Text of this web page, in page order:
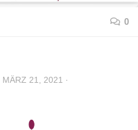
0
MÄRZ 21, 2021 ·